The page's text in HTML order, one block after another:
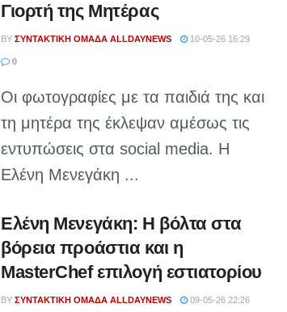
Γιορτή της Μητέρας
BY ΣΥΝΤΑΚΤΙΚΉ ΟΜΆΔΑ ALLDAYNEWS 10-05-26 16:29
0
Οι φωτογραφίες με τα παιδιά της και
τη μητέρα της έκλεψαν αμέσως τις
εντυπώσεις στα social media. Η
Ελένη Μενεγάκη ...
Ελένη Μενεγάκη: Η βόλτα στα
βόρεια προάστια και η
MasterChef επιλογή εστιατορίου
BY ΣΥΝΤΑΚΤΙΚΉ ΟΜΆΔΑ ALLDAYNEWS 09-05-26 22:26